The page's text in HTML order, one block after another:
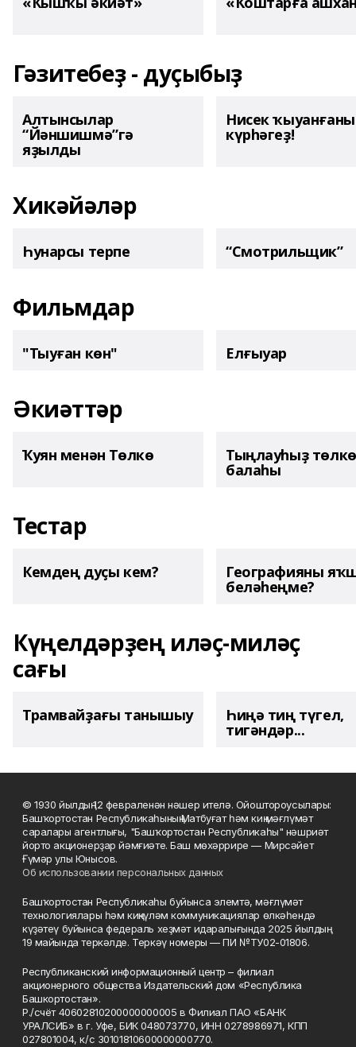
Гәзитебеҙ - дуҫыбыҙ
Алтынсылар
“Йәншишмә”гә
яҙылды
Нисек
күрһәгеҙ!
Хикәйәләр
Һунарсы терпе “Смотрильщик”
Фильмдар
"Тыуған көн" Елғыуар
Әкиәттәр
Ҡуян менән Төлкө Тыңлауһыҙ төлкө
балаһы
Тестар
Кемдең дуҫы кем? Географияны
беләһеңме?
Күңелдәрҙең иләҫ-миләҫ
сағы
Трамвайҙағы танышыу Һиңә тиң түгел,
тигәндәр...
© 1930 йылдың 12 февраленән нәшер ителә. Ойоштороусылары:
Башҡортостан Республикаһының Матбуғат һәм киң мәғлүмәт
саралары агентлығы, "Башҡортостан Республикаһы" нәшриәт
йорто акционерҙар йәмғиәте. Баш мөхәррире — Мирсәйет
Ғүмәр улы Юнысов.
Об использовании персональных данных
Башҡортостан Республикаһы буйынса элемтә, мәғлүмәт
технологиялары һәм киңкүләм коммуникациялар өлкәһендә
күҙәтеү буйынса федераль хеҙмәт идаралығында 2025 йылдың
19 майында теркәлде. Теркәү номеры — ПИ №ТУ02-01806.
Республиканский информационный центр – филиал
акционерного общества Издательский дом «Республика
Башкортостан».
Р./счёт 40602810200000000005 в Филиал ПАО «БАНК
УРАЛСИБ» в г. Уфе, БИК 048073770, ИНН 0278986971, КПП
027801004, к/с 30101810600000000770.